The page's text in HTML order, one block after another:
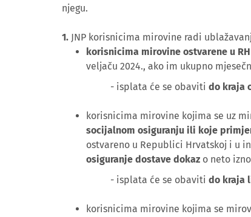
njegu.
1. JNP korisnicima mirovine radi
korisnicima mirovine ostvarene u
veljaču 2024., ako im ukupno
- isplata će se obaviti do kraja
korisnicima mirovine kojima se uz
socijalnom osiguranju ili koje
ostvareno u Republici Hrvatskoj i u
osiguranje dostave dokaz o neto
- isplata će se obaviti do kraja
korisnicima mirovine kojima se